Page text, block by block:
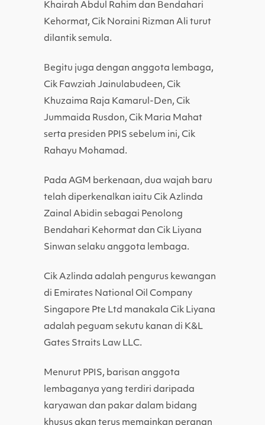
Khairah Abdul Rahim dan Bendahari
Kehormat, Cik Noraini Rizman Ali turut
dilantik semula.
Begitu juga dengan anggota lembaga,
Cik Fawziah Jainulabudeen, Cik
Khuzaima Raja Kamarul-Den, Cik
Jummaida Rusdon, Cik Maria Mahat
serta presiden PPIS sebelum ini, Cik
Rahayu Mohamad.
Pada AGM berkenaan, dua wajah baru
telah diperkenalkan iaitu Cik Azlinda
Zainal Abidin sebagai Penolong
Bendahari Kehormat dan Cik Liyana
Sinwan selaku anggota lembaga.
Cik Azlinda adalah pengurus kewangan
di Emirates National Oil Company
Singapore Pte Ltd manakala Cik Liyana
adalah peguam sekutu kanan di K&L
Gates Straits Law LLC.
Menurut PPIS, barisan anggota
lembaganya yang terdiri daripada
karyawan dan pakar dalam bidang
khusus akan terus memainkan peranan